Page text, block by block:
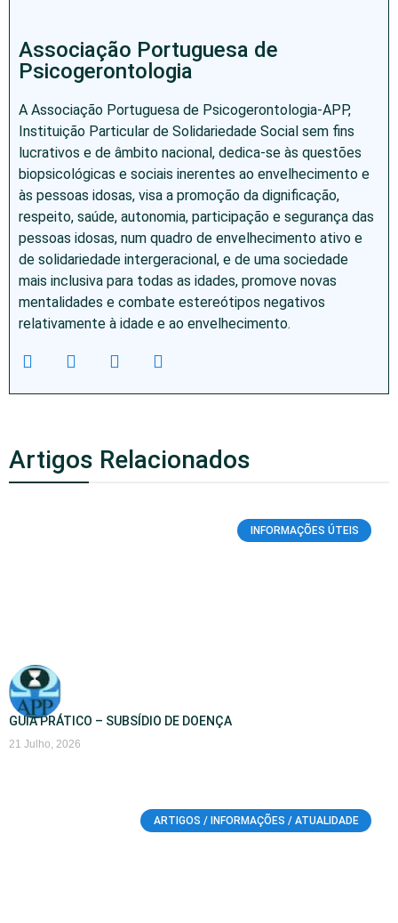
Associação Portuguesa de
Psicogerontologia
A Associação Portuguesa de Psicogerontologia-APP,
Instituição Particular de Solidariedade Social sem fins
lucrativos e de âmbito nacional, dedica-se às questões
biopsicológicas e sociais inerentes ao envelhecimento e
às pessoas idosas, visa a promoção da dignificação,
respeito, saúde, autonomia, participação e segurança das
pessoas idosas, num quadro de envelhecimento ativo e
de solidariedade intergeracional, e de uma sociedade
mais inclusiva para todas as idades, promove novas
mentalidades e combate estereótipos negativos
relativamente à idade e ao envelhecimento.
Artigos Relacionados
INFORMAÇÕES ÚTEIS
GUIA PRÁTICO – SUBSÍDIO DE DOENÇA
21 Julho, 2026
ARTIGOS / INFORMAÇÕES / ATUALIDADE